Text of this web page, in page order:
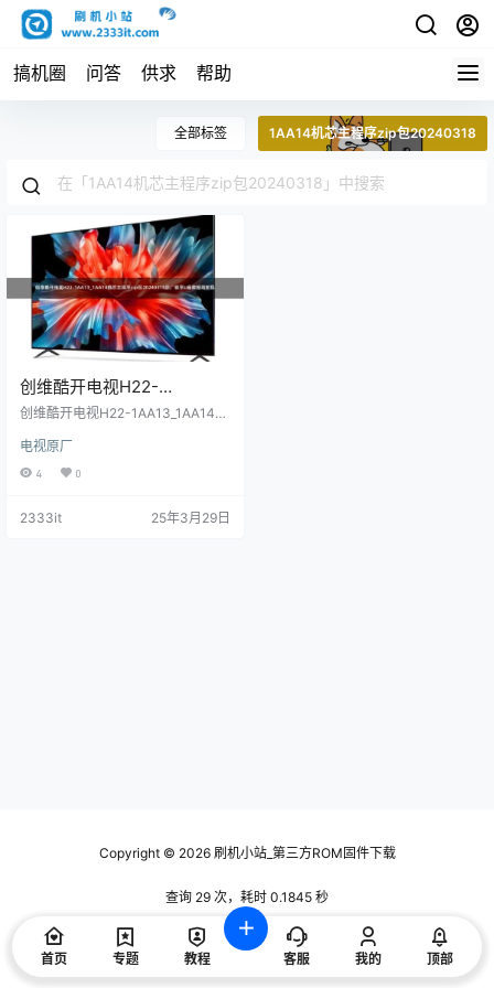
搞机圈 问答 供求 帮助
全部标签 1AA14机芯主程序zip包20240318
创维酷开电视H22-
1AA13_1AA14机芯主程序zip
据刷机包
创维酷开电视H22-1AA13_1AA14机
U盘数据刷机包
电视原厂
4 0
2333it 25年3月29日
Copyright © 2026刷机小站_第三方ROM固件下载
查询 29 次，耗时 0.1845 秒
首页 专题 教程 客服 我的 顶部